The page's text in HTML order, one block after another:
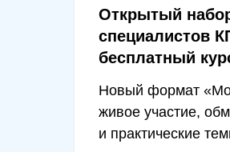
Открытый
специалистов
бесплатный
Новый формат
живое участие,
и практические